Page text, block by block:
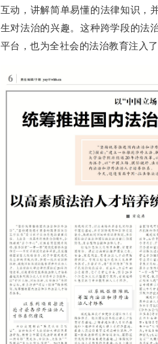
互动，讲解简单易懂的法律知识，
生对法治的兴趣。这种跨学段的法
平台，也为全社会的法治教育注入